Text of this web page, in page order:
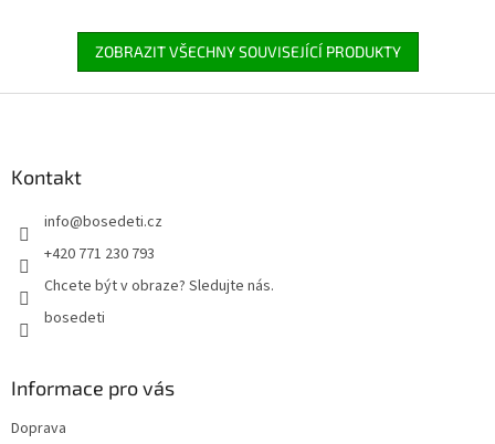
ZOBRAZIT VŠECHNY SOUVISEJÍCÍ PRODUKTY
Kontakt
info@bosedeti.cz
+420 771 230 793
Chcete být v obraze? Sledujte nás.
bosedeti
Informace pro vás
Doprava